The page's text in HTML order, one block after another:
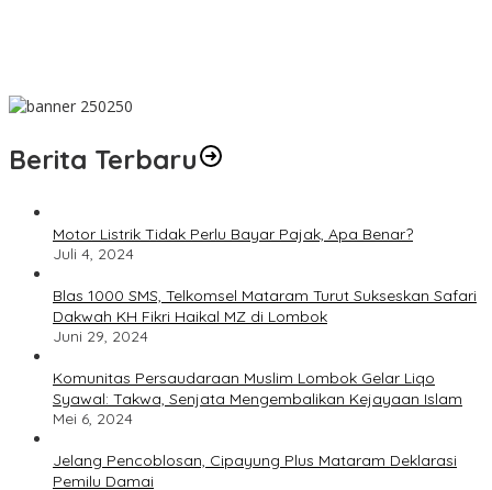
Berita Terbaru
Motor Listrik Tidak Perlu Bayar Pajak, Apa Benar?
Juli 4, 2024
Blas 1000 SMS, Telkomsel Mataram Turut Sukseskan Safari
Dakwah KH Fikri Haikal MZ di Lombok
Juni 29, 2024
Komunitas Persaudaraan Muslim Lombok Gelar Liqo
Syawal: Takwa, Senjata Mengembalikan Kejayaan Islam
Mei 6, 2024
Jelang Pencoblosan, Cipayung Plus Mataram Deklarasi
Pemilu Damai